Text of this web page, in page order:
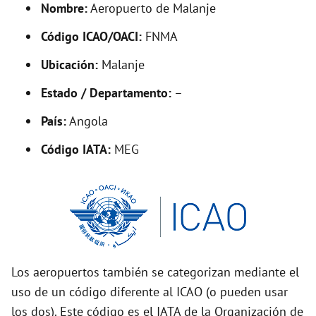
Nombre:Aeropuerto de Malanje
Código ICAO/OACI: FNMA
Ubicación: Malanje
Estado / Departamento: –
País:Angola
Código IATA: MEG
Los aeropuertos también se categorizan mediante el
uso de un código diferente al ICAO (o pueden usar
los dos). Este código es el IATA de la Organización de